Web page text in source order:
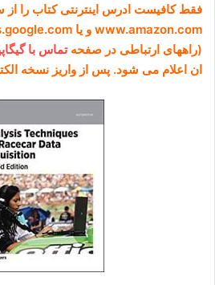
فقط کافیست ادرس اینترنتی کتاب را از
(راههای ارتباطی در صفحهتماس با
ان اعلام می شود. پس از واریز نسخه